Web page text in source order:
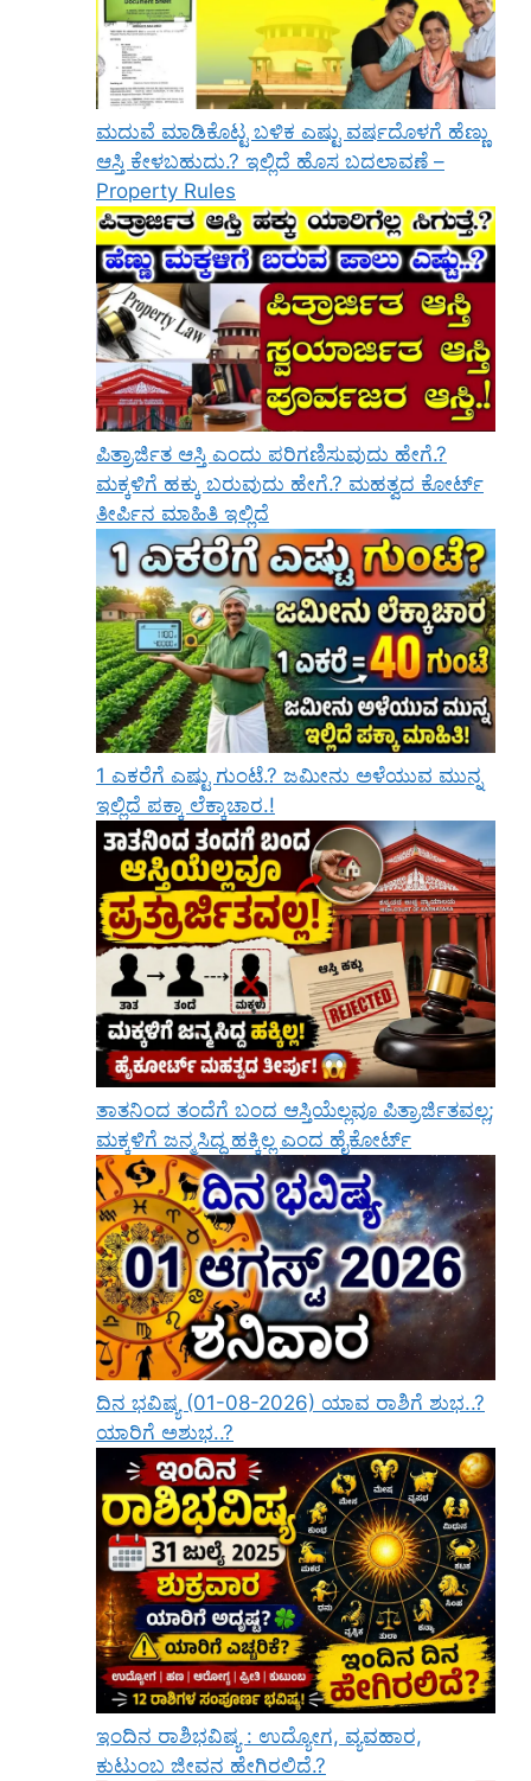
ಮದುವೆ ಮಾಡಿಕೊಟ್ಟ ಬಳಿಕ ಎಷ್ಟು ವರ್ಷದೊಳಗೆ ಹೆಣ್ಣು
ಆಸ್ತಿ ಕೇಳಬಹುದು.? ಇಲ್ಲಿದೆ ಹೊಸ ಬದಲಾವಣೆ –
Property Rules
ಪಿತ್ರಾರ್ಜಿತ ಆಸ್ತಿ ಎಂದು ಪರಿಗಣಿಸುವುದು ಹೇಗೆ.?
ಮಕ್ಕಳಿಗೆ ಹಕ್ಕು ಬರುವುದು ಹೇಗೆ.? ಮಹತ್ವದ ಕೋರ್ಟ್
ತೀರ್ಪಿನ ಮಾಹಿತಿ ಇಲ್ಲಿದೆ
1 ಎಕರೆಗೆ ಎಷ್ಟು ಗುಂಟೆ.? ಜಮೀನು ಅಳೆಯುವ ಮುನ್ನ
ಇಲ್ಲಿದೆ ಪಕ್ಕಾ ಲೆಕ್ಕಾಚಾರ.!
ತಾತನಿಂದ ತಂದೆಗೆ ಬಂದ ಆಸ್ತಿಯೆಲ್ಲವೂ ಪಿತ್ರಾರ್ಜಿತವಲ್ಲ;
ಮಕ್ಕಳಿಗೆ ಜನ್ಮಸಿದ್ಧ ಹಕ್ಕಿಲ್ಲ ಎಂದ ಹೈಕೋರ್ಟ್
ದಿನ ಭವಿಷ್ಯ (01-08-2026) ಯಾವ ರಾಶಿಗೆ ಶುಭ..?
ಯಾರಿಗೆ ಅಶುಭ..?
ಇಂದಿನ ರಾಶಿಭವಿಷ್ಯ : ಉದ್ಯೋಗ, ವ್ಯವಹಾರ,
ಕುಟುಂಬ ಜೀವನ ಹೇಗಿರಲಿದೆ.?